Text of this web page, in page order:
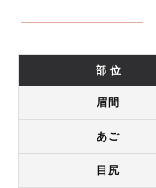
部 位
眉間
あご
目尻